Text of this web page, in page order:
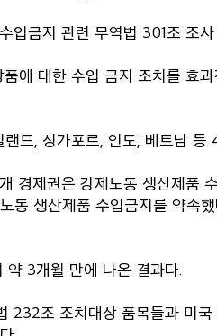
입금지 관련 무역법 301조 조
에 대한 수입 금지 조치를 효
드, 싱가포르, 인도, 베트남 등
경제권은 강제노동 생산제품
동 생산제품 수입금지를 약속
약 3개월 만에 나온 결과다.
232조 조치대상 품목들과 미